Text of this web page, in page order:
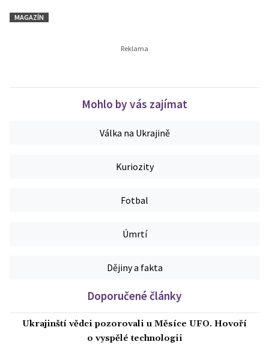
MAGAZÍN
Mohlo by vás zajímat
Válka na Ukrajině
Kuriozity
Fotbal
Úmrtí
Dějiny a fakta
Doporučené články
Ukrajinští vědci pozorovali u Měsíce UFO. Hovoří
o vyspělé technologii